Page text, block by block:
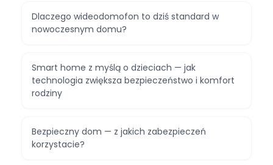
Dlaczego wideodomofon to dziś standard w
nowoczesnym domu?
Smart home z myślą o dzieciach — jak
technologia zwiększa bezpieczeństwo i komfort
rodziny
Bezpieczny dom — z jakich zabezpieczeń
korzystacie?